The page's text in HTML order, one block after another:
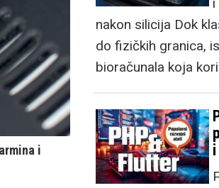
i
nakon silicija Dok
do fizičkih granica,
bioračunala koja
i